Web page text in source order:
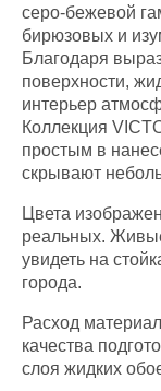
серо-бежевой
бирюзовых и
Благодаря
поверхности,
интерьер
Коллекция
простым в
скрывают
Цвета
реальных.
увидеть на
города.
Расход
качества
слоя жидких